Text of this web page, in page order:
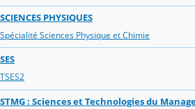
SCIENCES PHYSIQUES
Spécialité Sciences Physique et Chimie
SES
TSES2
STMG : Sciences et Technologies du